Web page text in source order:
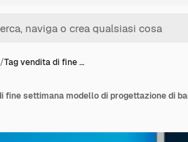
/Tag vendita di fine …